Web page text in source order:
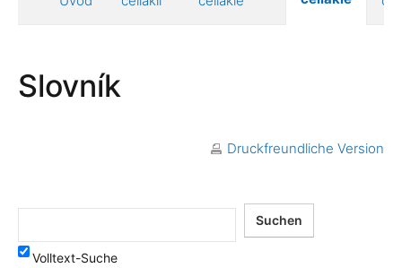
Slovník
Druckfreundliche Version
Volltext-Suche